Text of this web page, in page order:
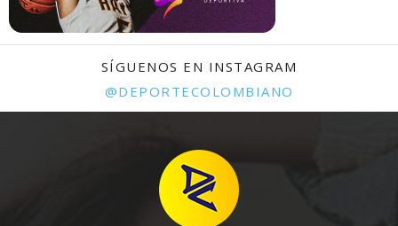
SÍGUENOS EN INSTAGRAM
@DEPORTECOLOMBIANO